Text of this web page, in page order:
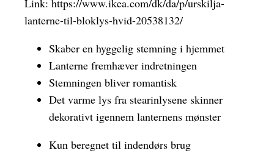
Link: https://www.ikea.com/dk/da/p/urskilja-
lanterne-til-bloklys-hvid-20538132/
Skaber en hyggelig stemning i hjemmet
Lanterne fremhæver indretningen
Stemningen bliver romantisk
Det varme lys fra stearinlysene skinner
dekorativt igennem lanternens mønster
Kun beregnet til indendørs brug